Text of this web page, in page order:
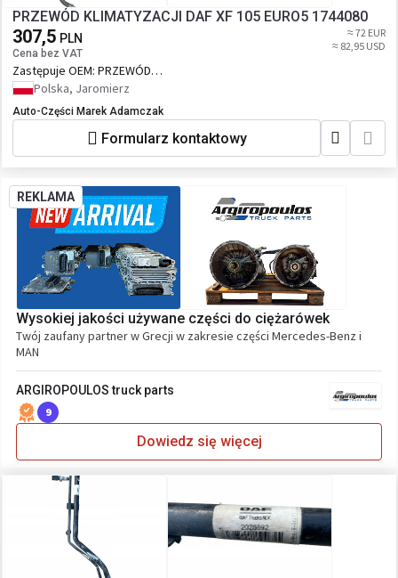
PRZEWÓD KLIMATYZACJI DAF XF 105 EURO5 1744080
307,5 PLN
Cena bez VAT
≈ 72 EUR
≈ 82,95 USD
Zastępuje OEM: PRZEWÓD
KLIMATYZACJI DAF XF 105 EURO5
Polska, Jaromierz
Auto-Części Marek Adamczak
Formularz kontaktowy
REKLAMA
Wysokiej jakości używane części do ciężarówek
Twój zaufany partner w Grecji w zakresie części Mercedes-Benz i
MAN
ARGIROPOULOS truck parts
9
Dowiedz się więcej